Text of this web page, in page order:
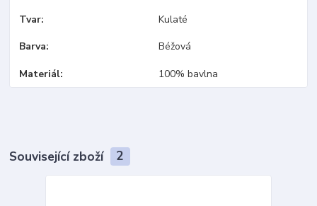
Tvar Kulaté
Barva Béžová
Materiál 100% bavlna
Související zboží 2